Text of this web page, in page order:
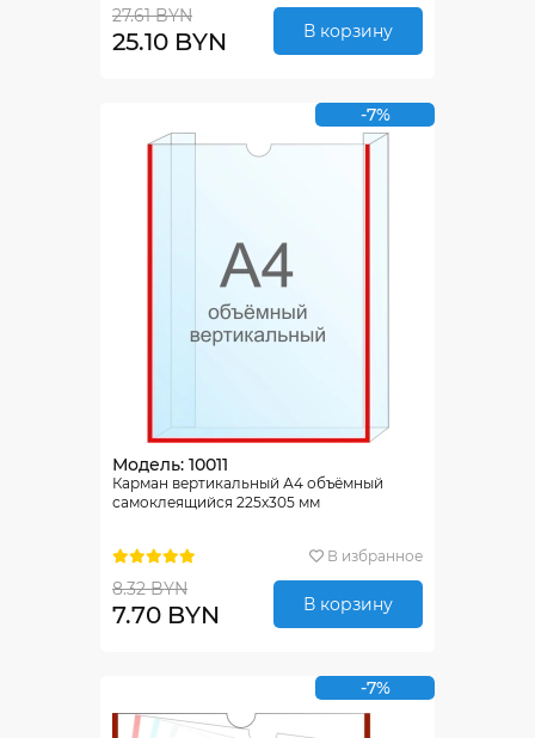
27.61 BYN
25.10 BYN В корзину
-7%
Модель: 10011
Карман вертикальный А4 объёмный
самоклеящийся 225х305 мм
В избранное
8.32 BYN
7.70 BYN В корзину
-7%